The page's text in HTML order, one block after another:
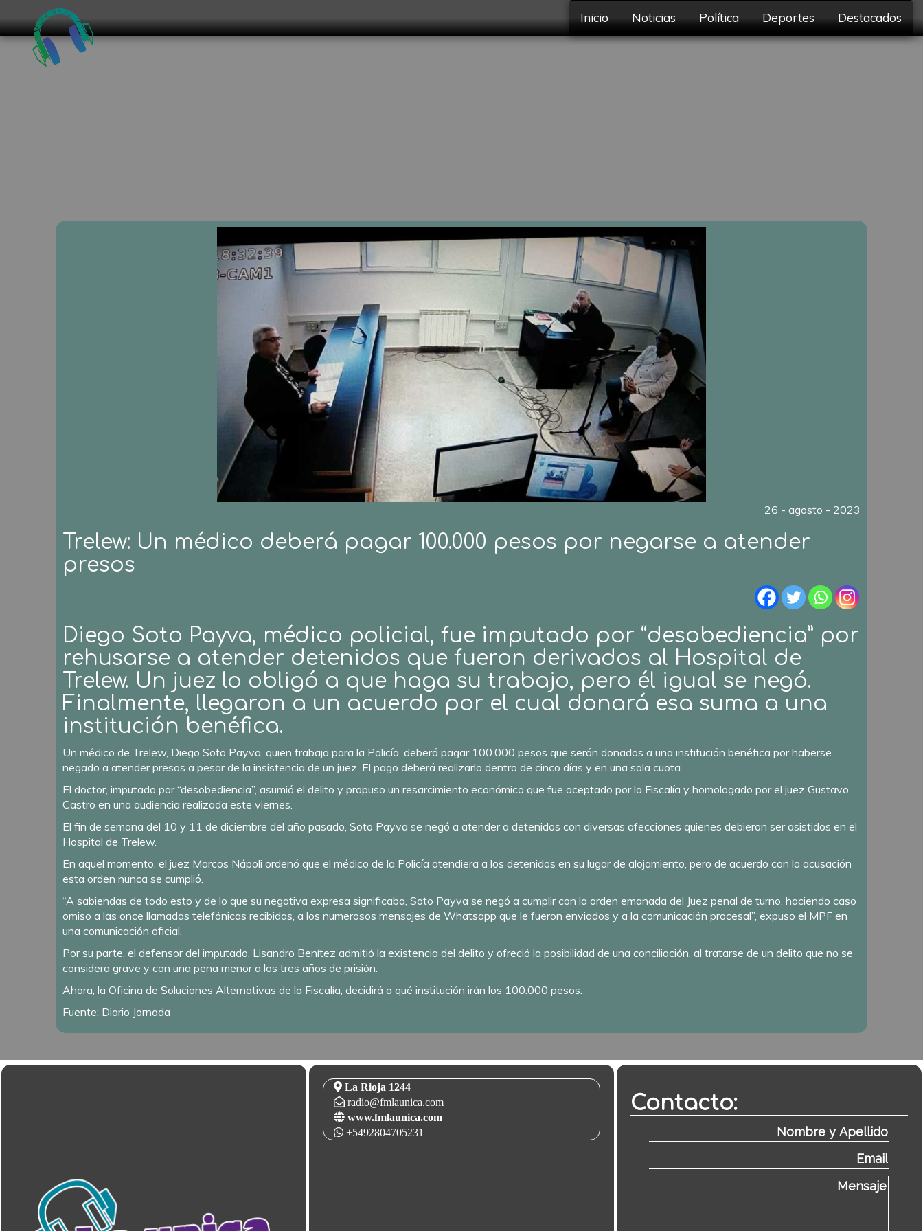
Inicio Noticias Política Deportes Destacados
26 - agosto - 2023
Trelew: Un médico deberá pagar 100.000 pesos por negarse a atender
presos
Diego Soto Payva, médico policial, fue imputado por “desobediencia” por
rehusarse a atender detenidos que fueron derivados al Hospital de
Trelew. Un juez lo obligó a que haga su trabajo, pero él igual se negó.
Finalmente, llegaron a un acuerdo por el cual donará esa suma a una
institución benéfica.
Un médico de Trelew, Diego Soto Payva, quien trabaja para la Policía, deberá pagar 100.000 pesos que serán donados a una institución benéfica por haberse
negado a atender presos a pesar de la insistencia de un juez. El pago deberá realizarlo dentro de cinco días y en una sola cuota.
El doctor, imputado por “desobediencia”, asumió el delito y propuso un resarcimiento económico que fue aceptado por la Fiscalía y homologado por el juez Gustavo
Castro en una audiencia realizada este viernes.
El fin de semana del 10 y 11 de diciembre del año pasado, Soto Payva se negó a atender a detenidos con diversas afecciones quienes debieron ser asistidos en el
Hospital de Trelew.
En aquel momento, el juez Marcos Nápoli ordenó que el médico de la Policía atendiera a los detenidos en su lugar de alojamiento, pero de acuerdo con la acusación
esta orden nunca se cumplió.
“A sabiendas de todo esto y de lo que su negativa expresa significaba, Soto Payva se negó a cumplir con la orden emanada del Juez penal de turno, haciendo caso
omiso a las once llamadas telefónicas recibidas, a los numerosos mensajes de Whatsapp que le fueron enviados y a la comunicación procesal”, expuso el MPF en
una comunicación oficial.
Por su parte, el defensor del imputado, Lisandro Benítez admitió la existencia del delito y ofreció la posibilidad de una conciliación, al tratarse de un delito que no se
considera grave y con una pena menor a los tres años de prisión.
Ahora, la Oficina de Soluciones Alternativas de la Fiscalía, decidirá a qué institución irán los 100.000 pesos.
Fuente: Diario Jornada
La Rioja 1244
radio@fmlaunica.com
www.fmlaunica.com
+5492804705231
Contacto: